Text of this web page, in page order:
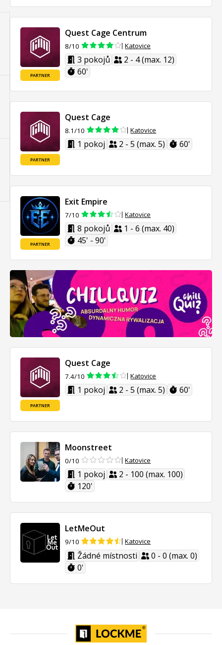
PARTNER
Quest Cage Centrum
8/10 Katovice
3 pokojů
2 - 4 (max. 12)
60'
PARTNER
Quest Cage
8.1/10 Katovice
1 pokoj 2 - 5 (max. 5) 60'
PARTNER
Exit Empire
7/10 Katovice
8 pokojů
1 - 6 (max. 40)
45' - 90'
PARTNER
Quest Cage
7.4/10 Katovice
1 pokoj 2 - 5 (max. 5) 60'
Moonstreet
0/10 Katovice
1 pokoj
2 - 100 (max. 100)
120'
LetMeOut
9/10 Katovice
Žádné místnosti
0 - 0 (max. 0)
0'